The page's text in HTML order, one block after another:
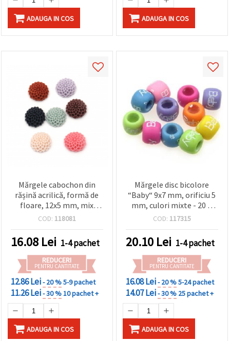
ADAUGA IN COS ADAUGA IN COS
Mărgele cabochon din
rășină acrilică, formă de
floare, 12x5 mm, mix
culori pastel - 10 bucăți
COD: 118081
16.08 Lei 1-4 pachet
REDUCERI
PENTRU CANTITATE
12.86 Lei- 20 %5-9 pachet
11.26 Lei- 30 %10 pachet +
ADAUGA IN COS
Mărgele disc bicolore
“Baby“ 9x7 mm, orificiu 5
mm, culori mixte - 20 g
(~60 buc.)
COD: 117315
20.10 Lei 1-4 pachet
REDUCERI
PENTRU CANTITATE
16.08 Lei- 20 %5-24 pachet
14.07 Lei- 30 % 25 pachet +
ADAUGA IN COS